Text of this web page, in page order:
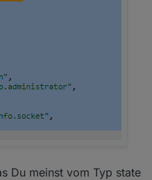
Du meinst vom Typ state